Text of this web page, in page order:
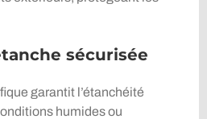
sécurisée
garantit l’étanchéité
humides ou